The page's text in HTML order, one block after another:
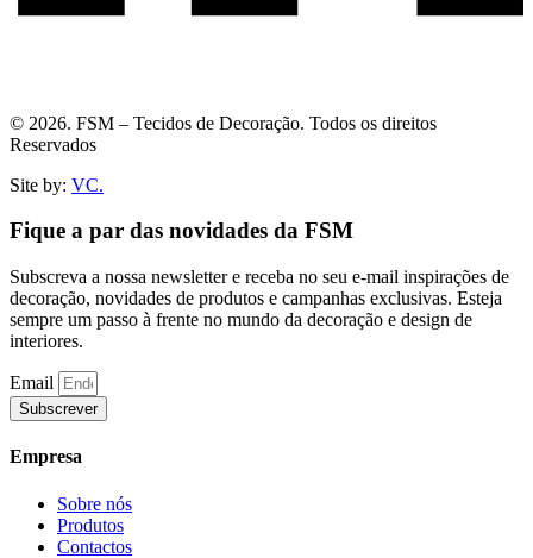
© 2026. FSM – Tecidos de Decoração. Todos os direitos
Reservados
Site by: VC.
Fique a par das novidades da FSM
Subscreva a nossa newsletter e receba no seu e-mail inspirações de
decoração, novidades de produtos e campanhas exclusivas. Esteja
sempre um passo à frente no mundo da decoração e design de
interiores.
Email
Subscrever
Empresa
Sobre nós
Produtos
Contactos